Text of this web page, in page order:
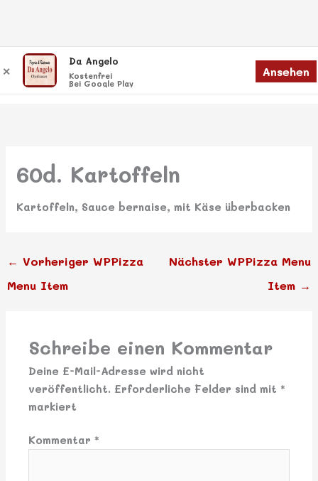
Inhalt
springen
Menü
Menü
60d. Kartoffeln
Kartoffeln, Sauce bernaise, mit Käse überbacken
← Vorheriger WPPizza
Menu Item
Nächster WPPizza Menu
Item →
Schreibe einen Kommentar
Deine E-Mail-Adresse wird nicht
veröffentlicht. Erforderliche Felder sind mit*
markiert
Kommentar*
✕
Da Angelo
Kostenfrei
Bei Google Play
Ansehen